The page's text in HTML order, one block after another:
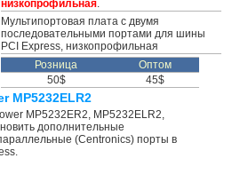
низкопрофильная.
Мультипортовая плата с двумя
последовательными портами для шины
PCI Express, низкопрофильная
Розница
Оптом
50$
45$
MP5232ELR2
MP5232ER2, MP5232ELR2,
дополнительные
(Centronics) порты в